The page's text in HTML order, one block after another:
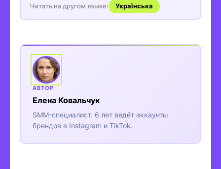
Читать на другом языке: Українська
Елена Ковальчук
SMM-специалист. 6 лет ведёт аккаунты
брендов в Instagram и TikTok.